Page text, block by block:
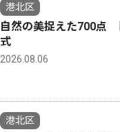
港北区
自然の美捉えた700点
式
2026.08.06
港北区